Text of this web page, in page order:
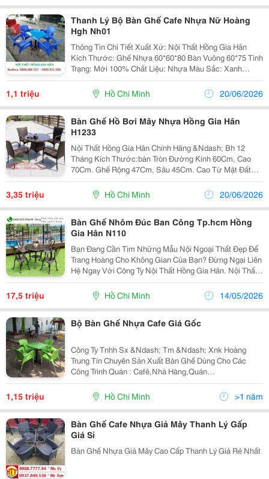
Thanh Lý Bộ Bàn Ghế Cafe Nhựa Nữ Hoàng
Hgh Nh01
Thông Tin Chi Tiết Xuất Xứ: Nội Thất Hồng Gia Hân
Kích Thước: Ghế Nhựa 60*60*80 Bàn Vuông 60*75 Tình
Trạng: Mới 100% Chất Liệu: Nhựa Màu Sắc: Xanh
Nước Biển Bảo Hành: 12 Tháng Đặc Biệt Chúng Tôi
Nhận Gia Công Theo Mẫu Của Khách Hàng. ...
1,1 triệu Hồ Chí Minh 20/06/2026
Bàn Ghế Hồ Bơi Mây Nhựa Hồng Gia Hân
H1233
Nội Thất Hồng Gia Hân Chính Hãng &Ndash; Bh 12
Tháng Kích Thước:bàn Tròn Đường Kính 60Cm, Cao
70Cm. Ghế Rộng 47Cm, Sâu 45Cm. Cao Từ Mặt Đất
Đến Mê Ngồi 45Cm, Chiều Cao Tổng 80Cm. Hàng Mới
100% Chưa Qua Sử Dụng, Bộ Ghế Mây Nhựa Cao Cấp
Thiết Kế...
3,35 triệu Hồ Chí Minh 20/06/2026
Bàn Ghế Nhôm Đúc Ban Công Tp.hcm Hồng
Gia Hân N110
Bạn Đang Cần Tìm Những Mẫu Nội Ngoại Thất Đẹp Để
Trang Hoàng Cho Không Gian Của Bạn? Đừng Ngại Liên
Hệ Ngay Với Công Ty Nội Thất Hồng Gia Hân. Nội Thất
Nhôm Đúc Cao Phù Hợp Với Sân Vườn, Biệt Thự, Ban
Công, Resort ... Nhôm Đúc Cao Cấp, Họa Tiết
17,5 triệu Hồ Chí Minh 14/05/2026
Bộ Bàn Ghế Nhựa Cafe Giá Gốc
Công Ty Tnhh Sx &Ndash; Tm &Ndash; Xnk Hoàng
Trung Tín Chuyên Sản Xuất Bàn Ghế Dùng Cho Các
Công Trình Quán : Cafê,Nhà Hàng,Quán
Ăn,Bar,Resort&Hellip;Với Giá Cả Cạnh Tranh Của Nhà
Sản Xuất,Nhiều Mẫu Mã Đa Dạng,Bảo Hành 12
Tháng,Vận Chuyển Mi
1,15 triệu Hồ Chí Minh >1 năm
Bàn Ghế Cafe Nhựa Giả Mây Thanh Lý Gấp
Giá Sỉ
Bàn Ghế Nhựa Giả Mây Cao Cấp Thanh Lý Giá Rẻ Nhất